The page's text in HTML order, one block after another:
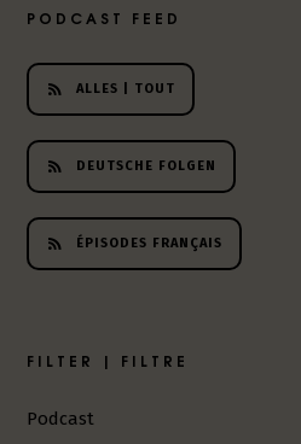
o
c
s
t
PODCAST FEED
ALLES | TOUT
DEUTSCHE FOLGEN
ÉPISODES FRANÇAIS
FILTER | FILTRE
Podcast